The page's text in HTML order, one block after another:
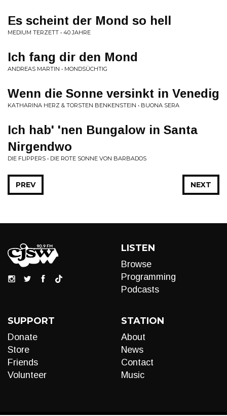
Es scheint der Mond so hell
MEDIUM TERZETT • 40 JAHRE
Ich fang dir den Mond
ANDREAS MARTIN • MONDSÜCHTIG
Wenn die Sonne versinkt in Venedig
KATHARINA HERZ & TORSTEN BENKENSTEIN • BUONA SERA
Ich hab' 'nen Bungalow in Santa
Nirgendwo
DIE FLIPPERS • DIE ROTE SONNE VON BARBADOS
NEXT
PREV
LISTEN
Browse
Programming
Podcasts
SUPPORT
Donate
Store
Friends
Volunteer
STATION
About
News
Contact
Music